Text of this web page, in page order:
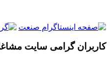
کاربران گرامی سایت